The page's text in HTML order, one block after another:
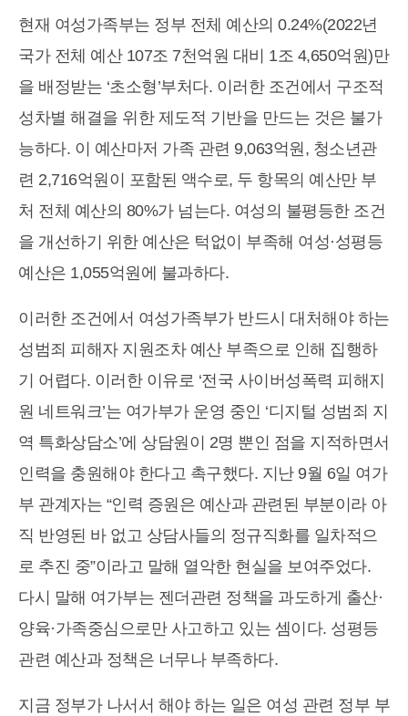
현재 여성가족부는 정부 전체 예산의 0.24%(2022년
국가 전체 예산 107조 7천억원 대비 1조 4,650억원)만
을 배정받는 ‘초소형’부처다. 이러한 조건에서 구조적
성차별 해결을 위한 제도적 기반을 만드는 것은 불가
능하다. 이 예산마저 가족 관련 9,063억원, 청소년관
련 2,716억원이 포함된 액수로, 두 항목의 예산만 부
처 전체 예산의 80%가 넘는다. 여성의 불평등한 조건
을 개선하기 위한 예산은 턱없이 부족해 여성·성평등
예산은 1,055억원에 불과하다.
이러한 조건에서 여성가족부가 반드시 대처해야 하는
성범죄 피해자 지원조차 예산 부족으로 인해 집행하
기 어렵다. 이러한 이유로 ‘전국 사이버성폭력 피해지
원 네트워크’는 여가부가 운영 중인 ‘디지털 성범죄 지
역 특화상담소’에 상담원이 2명 뿐인 점을 지적하면서
인력을 충원해야 한다고 촉구했다. 지난 9월 6일 여가
부 관계자는 “인력 증원은 예산과 관련된 부분이라 아
직 반영된 바 없고 상담사들의 정규직화를 일차적으
로 추진 중”이라고 말해 열악한 현실을 보여주었다.
다시 말해 여가부는 젠더관련 정책을 과도하게 출산·
양육·가족중심으로만 사고하고 있는 셈이다. 성평등
관련 예산과 정책은 너무나 부족하다.
지금 정부가 나서서 해야 하는 일은 여성 관련 정부 부